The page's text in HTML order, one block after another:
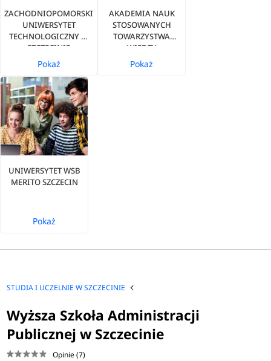
ZACHODNIOPOMORSKI
UNIWERSYTET
TECHNOLOGICZNY W
SZCZECINIE
Pokaż
AKADEMIA NAUK
STOSOWANYCH
TOWARZYSTWA
WIEDZY
POWSZECHNEJ W
SZCZECINIE
Pokaż
UNIWERSYTET WSB
MERITO SZCZECIN
Pokaż
STUDIA I UCZELNIE W SZCZECINIE
Wyższa Szkoła Administracji
Publicznej w Szczecinie
Opinie (7)